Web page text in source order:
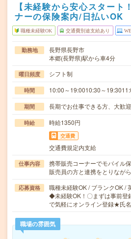
【未経験から安心スタート
ナーの保険案内/日払いOK
職種未経験OK 交通費別途支給あり
勤務地
長野県長野市
本郷(長野県)駅から車4分
曜日頻度 シフト制
時間 10:00～19:0010:30～
期間 長期でお仕事できる方、大歓迎
時給 時給1350円
交通費
交通費規定内支給
仕事内容
携帯販売コーナーでモバイル
販売員の方と連携をとりなが
応募資格
職種未経験OK / ブランクOK /
◆未経験OK！〇まずは事前登
で気軽にオンライン登録★氏
職場の雰囲気